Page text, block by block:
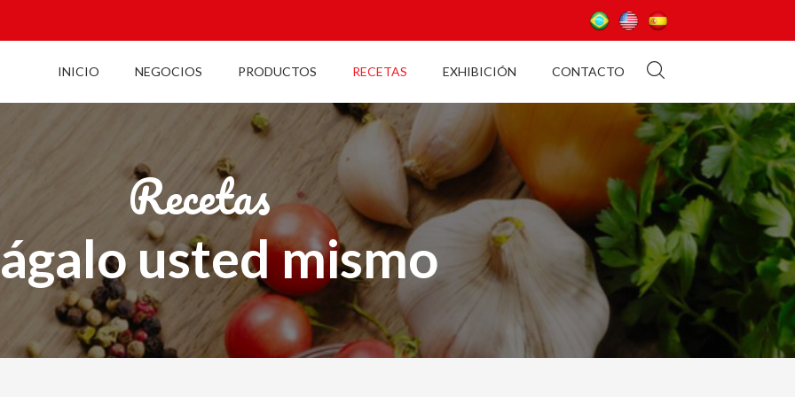
INICIO NEGOCIOS PRODUCTOS RECETAS EXHIBICIÓN CONTACTO
Recetas
usted mismo